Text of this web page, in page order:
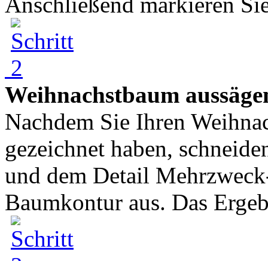
Weihnachstbaum
Nachdem Sie Ihren
gezeichnet haben,
und dem Detail
Baumkontur aus. Das